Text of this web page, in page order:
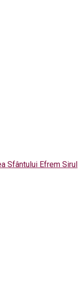
Sfântului Efrem Sirul